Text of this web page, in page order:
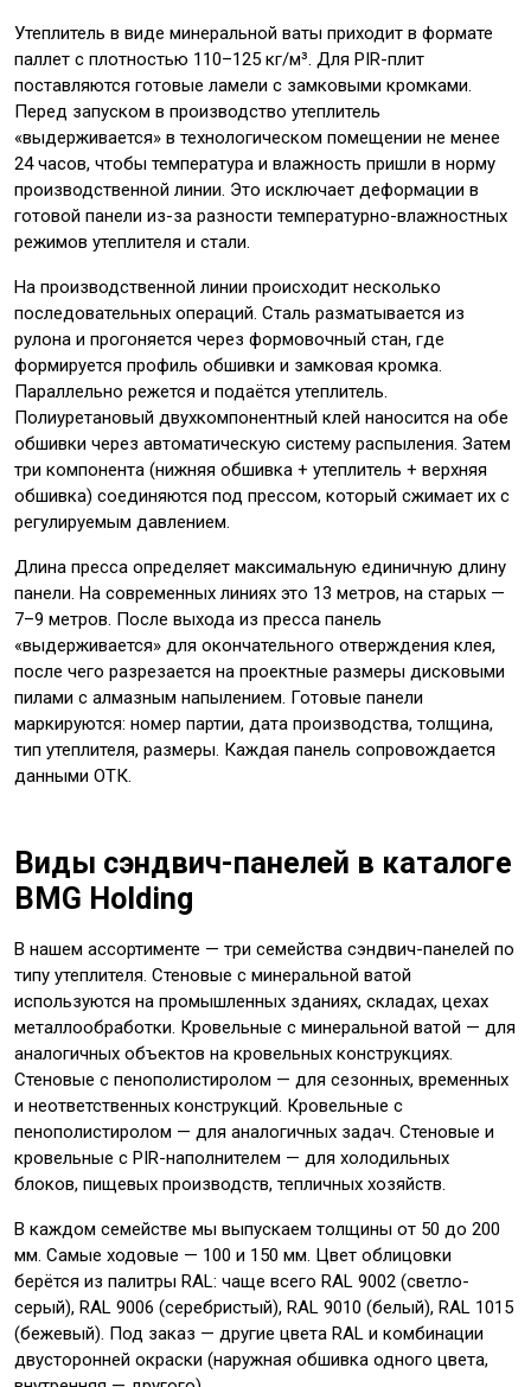
Утеплитель в виде минеральной ваты приходит в формате
паллет с плотностью 110–125 кг/м³. Для PIR-плит
поставляются готовые ламели с замковыми кромками.
Перед запуском в производство утеплитель
«выдерживается» в технологическом помещении не менее
24 часов, чтобы температура и влажность пришли в норму
производственной линии. Это исключает деформации в
готовой панели из-за разности температурно-влажностных
режимов утеплителя и стали.
На производственной линии происходит несколько
последовательных операций. Сталь разматывается из
рулона и прогоняется через формовочный стан, где
формируется профиль обшивки и замковая кромка.
Параллельно режется и подаётся утеплитель.
Полиуретановый двухкомпонентный клей наносится на обе
обшивки через автоматическую систему распыления. Затем
три компонента (нижняя обшивка + утеплитель + верхняя
обшивка) соединяются под прессом, который сжимает их с
регулируемым давлением.
Длина пресса определяет максимальную единичную длину
панели. На современных линиях это 13 метров, на старых —
7–9 метров. После выхода из пресса панель
«выдерживается» для окончательного отверждения клея,
после чего разрезается на проектные размеры дисковыми
пилами с алмазным напылением. Готовые панели
маркируются: номер партии, дата производства, толщина,
тип утеплителя, размеры. Каждая панель сопровождается
данными ОТК.
Виды сэндвич-панелей в каталоге
BMG Holding
В нашем ассортименте — три семейства сэндвич-панелей по
типу утеплителя. Стеновые с минеральной ватой
используются на промышленных зданиях, складах, цехах
металлообработки. Кровельные с минеральной ватой — для
аналогичных объектов на кровельных конструкциях.
Стеновые с пенополистиролом — для сезонных, временных
и неответственных конструкций. Кровельные с
пенополистиролом — для аналогичных задач. Стеновые и
кровельные с PIR-наполнителем — для холодильных
блоков, пищевых производств, тепличных хозяйств.
В каждом семействе мы выпускаем толщины от 50 до 200
мм. Самые ходовые — 100 и 150 мм. Цвет облицовки
берётся из палитры RAL: чаще всего RAL 9002 (светло-
серый), RAL 9006 (серебристый), RAL 9010 (белый), RAL 1015
(бежевый). Под заказ — другие цвета RAL и комбинации
двусторонней окраски (наружная обшивка одного цвета,